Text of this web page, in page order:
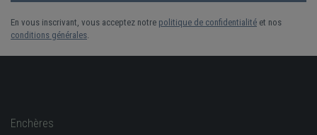
En vous inscrivant, vous acceptez notre politique de confidentialité et nos
conditions générales.
Enchères